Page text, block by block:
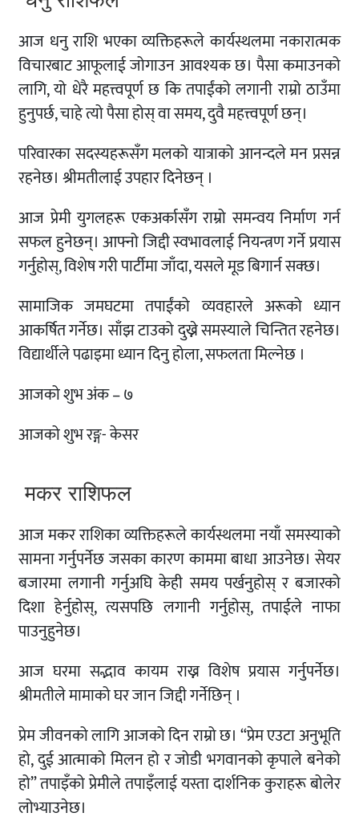
आज धनु राशि भएका व्यक्तिहरूले कार्यस्थलमा नकारात्मक
विचारबाट आफूलाई जोगाउन आवश्यक छ। पैसा कमाउनको
लागि, यो धेरै महत्त्वपूर्ण छ कि तपाईंको लगानी राम्रो ठाउँमा
हुनुपर्छ, चाहे त्यो पैसा होस् वा समय, दुवै महत्त्वपूर्ण छन्।
परिवारका सदस्यहरूसँग मलको यात्राको आनन्दले मन प्रसन्न
रहनेछ। श्रीमतीलाई उपहार दिनेछन् ।
आज प्रेमी युगलहरू एकअर्कासँग राम्रो समन्वय निर्माण गर्न
सफल हुनेछन्। आफ्नो जिद्दी स्वभावलाई नियन्त्रण गर्ने प्रयास
गर्नुहोस्, विशेष गरी पार्टीमा जाँदा, यसले मूड बिगार्न सक्छ।
सामाजिक जमघटमा तपाईंको व्यवहारले अरूको ध्यान
आकर्षित गर्नेछ। साँझ टाउको दुख्ने समस्याले चिन्तित रहनेछ।
विद्यार्थीले पढाइमा ध्यान दिनु होला, सफलता मिल्नेछ ।
आजको शुभ अंक – ७
आजको शुभ रङ्ग- केसर
मकर राशिफल
आज मकर राशिका व्यक्तिहरूले कार्यस्थलमा नयाँ समस्याको
सामना गर्नुपर्नेछ जसका कारण काममा बाधा आउनेछ। सेयर
बजारमा लगानी गर्नुअघि केही समय पर्खनुहोस् र बजारको
दिशा हेर्नुहोस्, त्यसपछि लगानी गर्नुहोस्, तपाईले नाफा
पाउनुहुनेछ।
आज घरमा सद्भाव कायम राख्न विशेष प्रयास गर्नुपर्नेछ।
श्रीमतीले मामाको घर जान जिद्दी गर्नेछिन् ।
प्रेम जीवनको लागि आजको दिन राम्रो छ। “प्रेम एउटा अनुभूति
हो, दुई आत्माको मिलन हो र जोडी भगवानको कृपाले बनेको
हो” तपाइँको प्रेमीले तपाइँलाई यस्ता दार्शनिक कुराहरू बोलेर
लोभ्याउनेछ।